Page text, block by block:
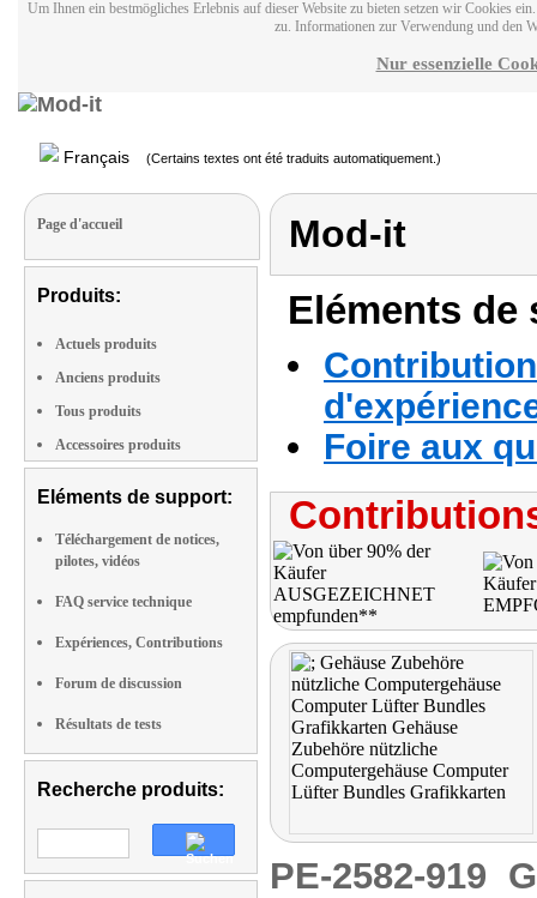
Um Ihnen ein bestmögliches Erlebnis auf dieser Website zu bieten setzen wir Cookies
zu. Informationen zur Verwendung und den
Nur essenzielle
Français (Certains textes ont été traduits automatiquement.)
Page d'accueil
Produits:
Actuels produits
Anciens produits
Tous produits
Accessoires produits
Eléments de support:
Téléchargement de notices,
pilotes, vidéos
FAQ service technique
Expériences, Contributions
Forum de discussion
Résultats de tests
Recherche produits:
Mod-it
Eléments
Foire aux
PE-2582-919